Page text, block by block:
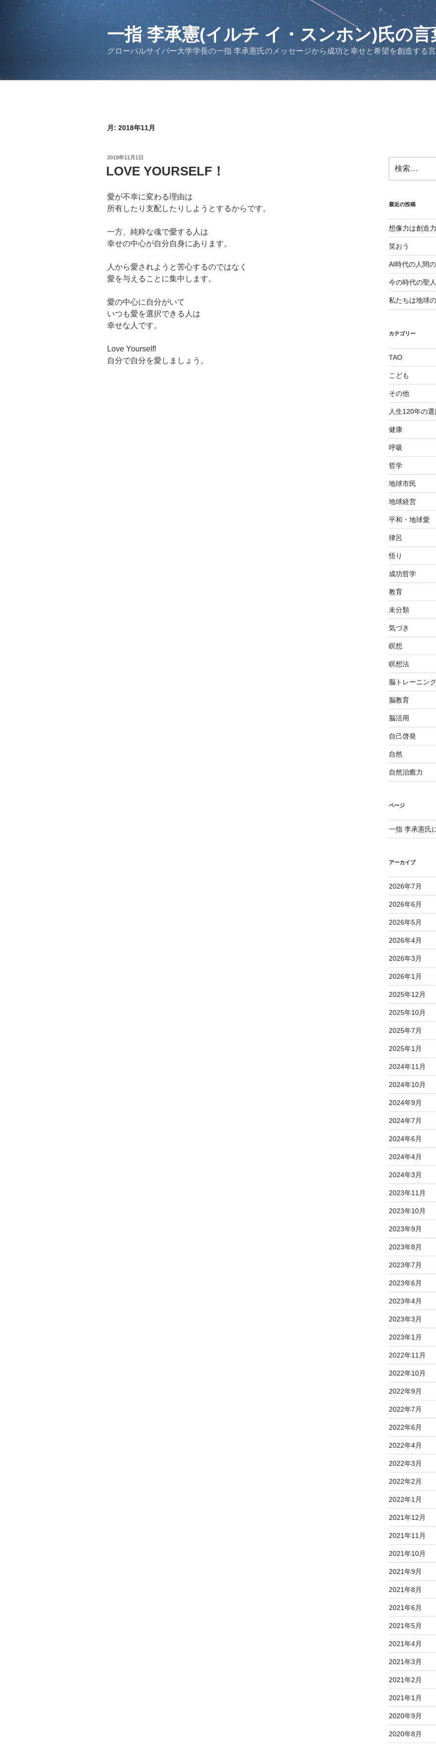
ン
一指 李承憲(イルチ イ・スンホン)氏の言
グローバルサイバー大学学長の一指 李承憲氏のメッセージから成功と幸せと希望を創造する言
月: 2018年11月
投
2018年11月1日
LOVE YOURSELF！
愛が不幸に変わる理由は
所有したり支配したりしようとするからです。
一方、純粋な魂で愛する人は
幸せの中心が自分自身にあります。
人から愛されようと苦心するのではなく
愛を与えることに集中します。
愛の中心に自分がいて
いつも愛を選択できる人は
幸せな人です。
Love Yourself!
自分で自分を愛しましょう。
索:
最近の投稿
想像力は創造力
笑おう
AI時代の人間
今の時代の聖人
私たちは地球
カテゴリー
TAO
こども
その他
人生120年の選
健康
呼吸
哲学
地球市民
地球経営
平和・地球愛
律呂
悟り
成功哲学
教育
未分類
気づき
瞑想
瞑想法
脳トレーニング
脳教育
脳活用
自己啓発
自然
自然治癒力
ページ
一指 李承憲氏
アーカイブ
2026年7月
2026年6月
2026年5月
2026年4月
2026年3月
2026年1月
2025年12月
2025年10月
2025年7月
2025年1月
2024年11月
2024年10月
2024年9月
2024年7月
2024年6月
2024年4月
2024年3月
2023年11月
2023年10月
2023年9月
2023年8月
2023年7月
2023年6月
2023年4月
2023年3月
2023年1月
2022年11月
2022年10月
2022年9月
2022年7月
2022年6月
2022年4月
2022年3月
2022年2月
2022年1月
2021年12月
2021年11月
2021年10月
2021年9月
2021年8月
2021年6月
2021年5月
2021年4月
2021年3月
2021年2月
2021年1月
2020年9月
2020年8月